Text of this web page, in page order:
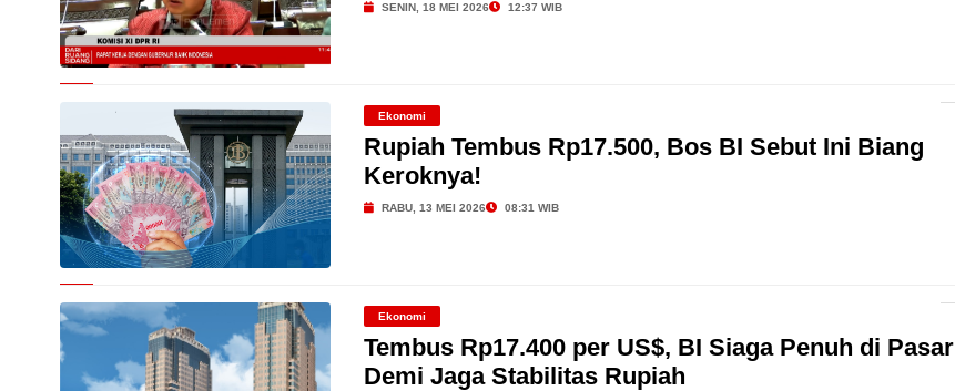
SENIN, 18 MEI 2026 12:37 WIB
Ekonomi
Rupiah Tembus Rp17.500, Bos BI Sebut Ini Biang
Keroknya!
RABU, 13 MEI 2026 08:31 WIB
Ekonomi
Tembus Rp17.400 per US$, BI Siaga Penuh di Pasar
Demi Jaga Stabilitas Rupiah